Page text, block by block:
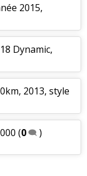
2015,
Dynamic,
2013, style
(0 )